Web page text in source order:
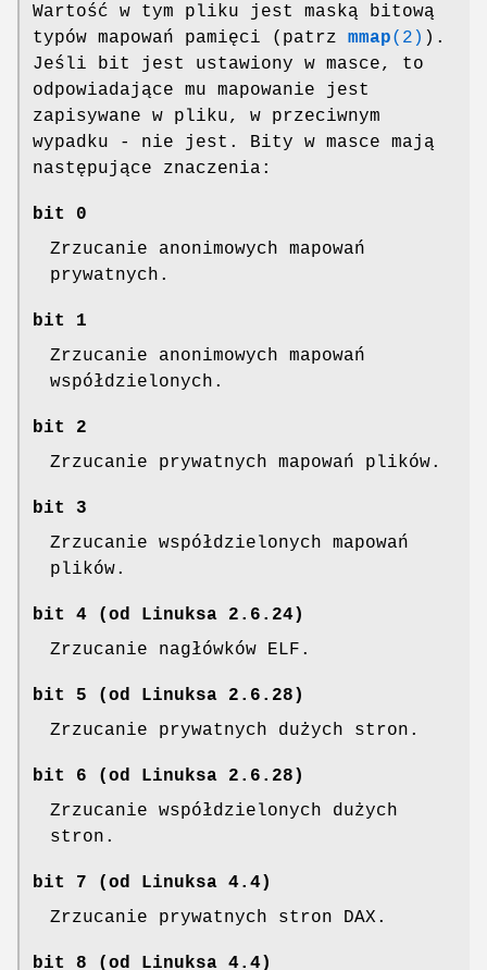
Wartość w tym pliku jest maską bitową
typów mapowań pamięci (patrz mmap(2) ).
Jeśli bit jest ustawiony w masce, to
odpowiadające mu mapowanie jest
zapisywane w pliku, w przeciwnym
wypadku - nie jest. Bity w masce mają
następujące znaczenia:
bit 0
Zrzucanie anonimowych mapowań
prywatnych.
bit 1
Zrzucanie anonimowych mapowań
współdzielonych.
bit 2
Zrzucanie prywatnych mapowań plików.
bit 3
Zrzucanie współdzielonych mapowań
plików.
bit 4 (od Linuksa 2.6.24)
Zrzucanie nagłówków ELF.
bit 5 (od Linuksa 2.6.28)
Zrzucanie prywatnych dużych stron.
bit 6 (od Linuksa 2.6.28)
Zrzucanie współdzielonych dużych
stron.
bit 7 (od Linuksa 4.4)
Zrzucanie prywatnych stron DAX.
bit 8 (od Linuksa 4.4)